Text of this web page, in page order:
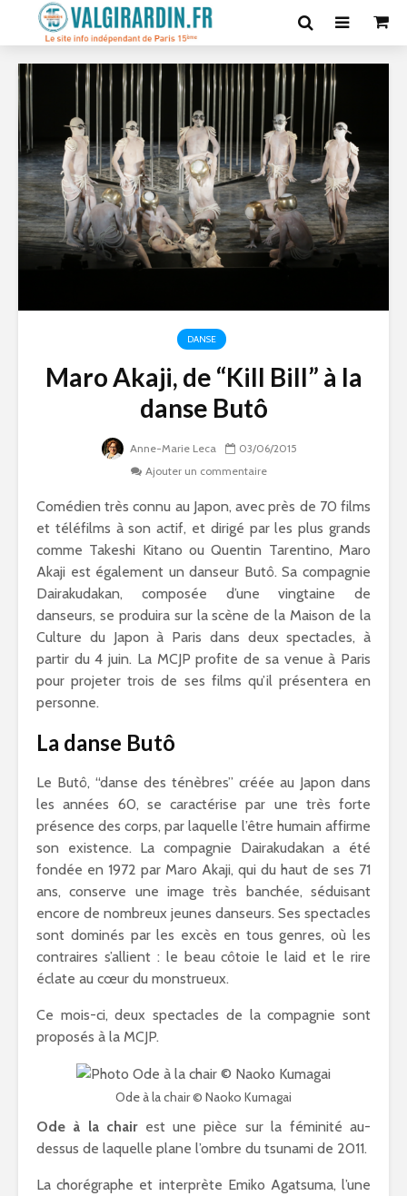
DANSE
Maro Akaji, de “Kill Bill” à la
danse Butô
Anne-Marie Leca
03/06/2015
Ajouter un commentaire
Comédien très connu au Japon, avec près de 70 films
et téléfilms à son actif, et dirigé par les plus grands
comme Takeshi Kitano ou Quentin Tarentino, Maro
Akaji est également un danseur Butô. Sa compagnie
Dairakudakan, composée d’une vingtaine de
danseurs, se produira sur la scène de la Maison de la
Culture du Japon à Paris dans deux spectacles, à
partir du 4 juin. La MCJP profite de sa venue à Paris
pour projeter trois de ses films qu’il présentera en
personne.
La danse Butô
Le Butô, “danse des ténèbres” créée au Japon dans
les années 60, se caractérise par une très forte
présence des corps, par laquelle l’être humain affirme
son existence. La compagnie Dairakudakan a été
fondée en 1972 par Maro Akaji, qui du haut de ses 71
ans, conserve une image très banchée, séduisant
encore de nombreux jeunes danseurs. Ses spectacles
sont dominés par les excès en tous genres, où les
contraires s’allient : le beau côtoie le laid et le rire
éclate au cœur du monstrueux.
Ce mois-ci, deux spectacles de la compagnie sont
proposés à la MCJP.
Ode à la chair © Naoko Kumagai
Ode à la chairest une pièce sur la féminité au-
dessus de laquelle plane l’ombre du tsunami de 2011.
La chorégraphe et interprète Emiko Agatsuma, l’une